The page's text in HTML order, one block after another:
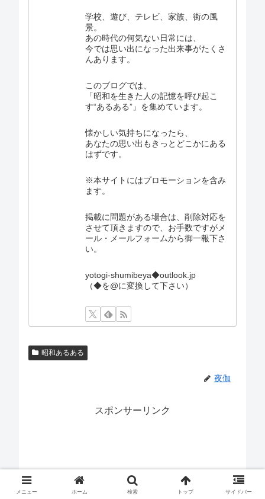
学校、遊び、テレビ、家族、街の風
景。
あの時代の何気ない日常には、
今では思い出になった出来事がたくさ
んあります。
このブログでは、
「昭和を生きた人の記憶を呼び起こ
す“あるある”」を集めています。
懐かしい気持ちになったら、
あなたの思い出もきっとどこかにある
はずです。
※本サイトにはプロモーションを含み
ます。
掲載に問題がある場合は、削除対応を
させて頂きますので、お手数ですがメ
ール・メールフォームから御一報下さ
い。
yotogi-shumibeya◆outlook.jp
（◆を@に変換して下さい）
昭和あるある
夜伽
スポンサーリンク
メニュー ホーム 検索 トップ サイドバー